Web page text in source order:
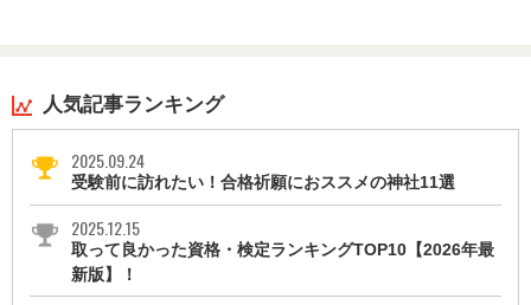
人気記事ランキング
2025.09.24
受験前に訪れたい！合格祈願におススメの神社11選
2025.12.15
取って良かった資格・検定ランキングTOP10【2026年最
新版】！